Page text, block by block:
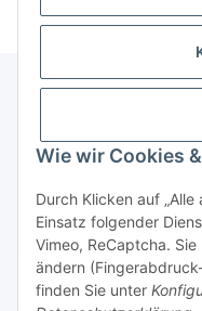
Wie wir Cookies
Durch Klicken auf
Einsatz folgender
Vimeo, ReCaptcha.
ändern
finden Sie unter
Gesetzliche